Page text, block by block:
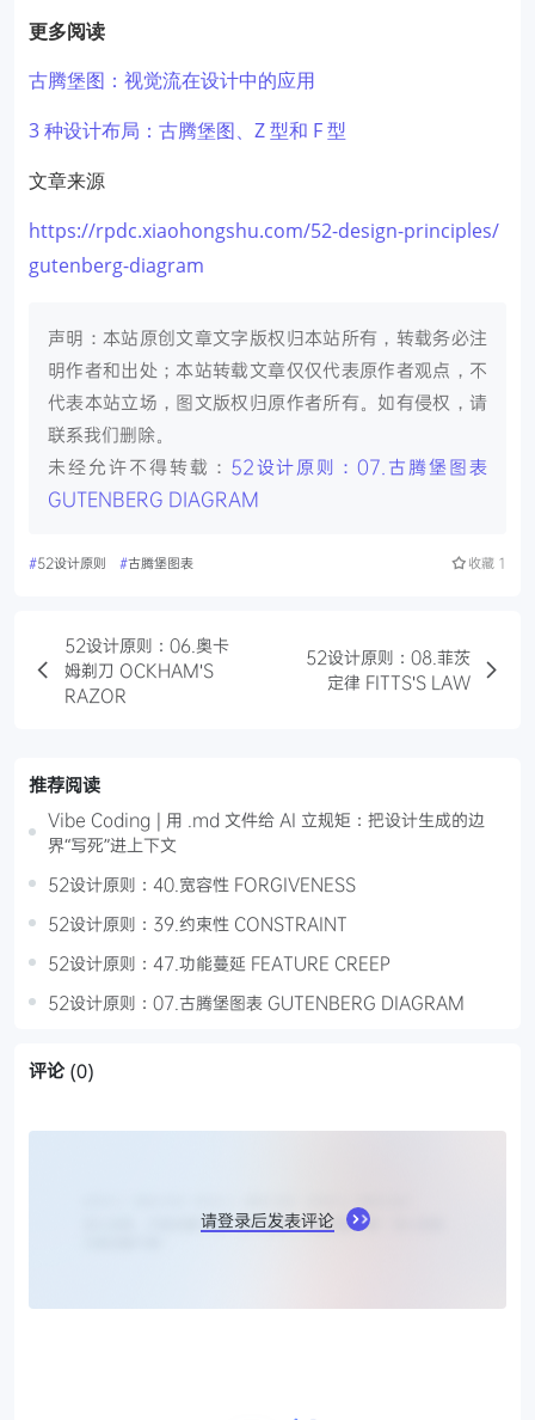
更多阅读
古腾堡图：视觉流在设计中的应用
3 种设计布局：古腾堡图、Z 型和 F 型
文章来源
https://rpdc.xiaohongshu.com/52-design-principles/
gutenberg-diagram
声明：本站原创文章文字版权归本站所有，转载务必注
明作者和出处；本站转载文章仅仅代表原作者观点，不
代表本站立场，图文版权归原作者所有。如有侵权，请
联系我们删除。
未经允许不得转载： 52设计原则：07.古腾堡图表
GUTENBERG DIAGRAM
#52设计原则 #古腾堡图表 收藏 1
52设计原则：06.奥卡
姆剃刀 OCKHAM'S
RAZOR
52设计原则：08.菲茨
定律 FITTS'S LAW
推荐阅读
Vibe Coding | 用 .md 文件给 AI 立规矩：把设计生成的边
界“写死”进上下文
52设计原则：40.宽容性 FORGIVENESS
52设计原则：39.约束性 CONSTRAINT
52设计原则：47.功能蔓延 FEATURE CREEP
52设计原则：07.古腾堡图表 GUTENBERG DIAGRAM
评论 (0)
请登录后发表评论